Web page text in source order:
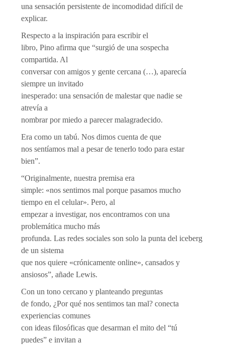
una sensación persistente de incomodidad difícil de
explicar.
Respecto a la inspiración para escribir el
libro, Pino afirma que “surgió de una sospecha
compartida. Al
conversar con amigos y gente cercana (…), aparecía
siempre un invitado
inesperado: una sensación de malestar que nadie se
atrevía a
nombrar por miedo a parecer malagradecido.
Era como un tabú. Nos dimos cuenta de que
nos sentíamos mal a pesar de tenerlo todo para estar
bien”.
“Originalmente, nuestra premisa era
simple: «nos sentimos mal porque pasamos mucho
tiempo en el celular». Pero, al
empezar a investigar, nos encontramos con una
problemática mucho más
profunda. Las redes sociales son solo la punta del iceberg
de un sistema
que nos quiere «crónicamente online», cansados y
ansiosos”, añade Lewis.
Con un tono cercano y planteando preguntas
de fondo, ¿Por qué nos sentimos tan mal? conecta
experiencias comunes
con ideas filosóficas que desarman el mito del “tú
puedes” e invitan a